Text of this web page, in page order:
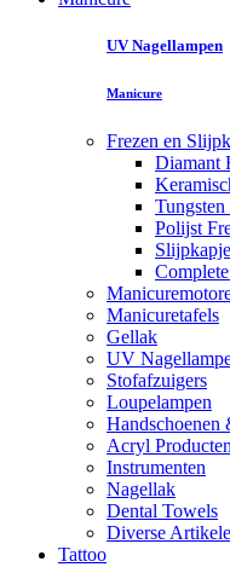
UV Nagellampen
Manicure
Frezen en
Diamant
Tungsten
Polijst
Manicuretafels
Gellak
UV
Stofafzuigers
Loupelampen
Handschoenen
Acryl Producten
Instrumenten
Nagellak
Dental Towels
Diverse
Tattoo